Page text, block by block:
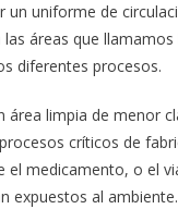
un uniforme de
áreas que
diferentes procesos.
área limpia de menor
críticos de
el medicamento, o el
expuestos al ambiente.